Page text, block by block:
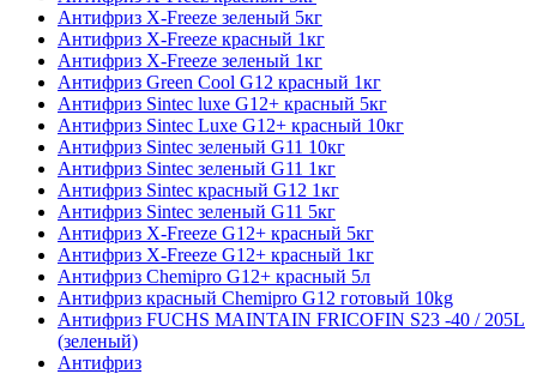
Антифриз X-Freeze зеленый 5кг
Антифриз X-Freeze красный 1кг
Антифриз X-Freeze зеленый 1кг
Антифриз Green Cool G12 красный 1кг
Антифриз Sintec luxe G12+ красный 5кг
Антифриз Sintec Luxe G12+ красный 10кг
Антифриз Sintec зеленый G11 10кг
Антифриз Sintec зеленый G11 1кг
Антифриз Sintec красный G12 1кг
Антифриз Sintec зеленый G11 5кг
Антифриз X-Freeze G12+ красный 5кг
Антифриз X-Freeze G12+ красный 1кг
Антифриз Chemipro G12+ красный 5л
Антифриз красный Chemipro G12 готовый 10kg
Антифриз FUCHS MAINTAIN FRICOFIN S23 -40 / 205L
(зеленый)
Антифриз